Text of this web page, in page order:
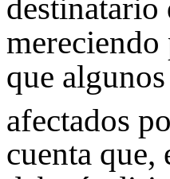
que
afectados
cuenta